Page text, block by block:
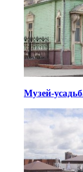
Музей-